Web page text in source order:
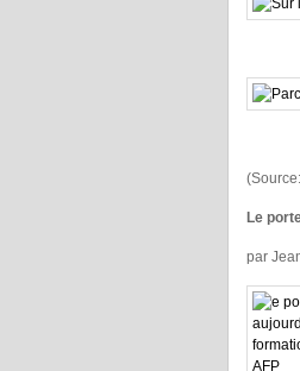
(Source:
Le
par